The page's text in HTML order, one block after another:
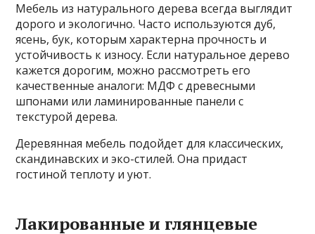
Мебель из натурального дерева всегда выглядит
дорого и экологично. Часто используются дуб,
ясень, бук, которым характерна прочность и
устойчивость к износу. Если натуральное дерево
кажется дорогим, можно рассмотреть его
качественные аналоги: МДФ с древесными
шпонами или ламинированные панели с
текстурой дерева.
Деревянная мебель подойдет для классических,
скандинавских и эко-стилей. Она придаст
гостиной теплоту и уют.
Лакированные и глянцевые